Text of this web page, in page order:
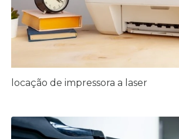
locação de impressora a laser